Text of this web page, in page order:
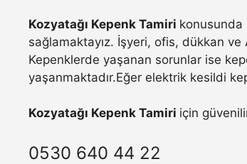
Kozyatağı Kepenk Tamiri konusunda
sağlamaktayız. İşyeri, ofis, dükkan ve
Kepenklerde yaşanan sorunlar ise
yaşanmaktadır.Eğer elektrik kesildi
Kozyatağı Kepenk Tamiri için
0530 640 44 22